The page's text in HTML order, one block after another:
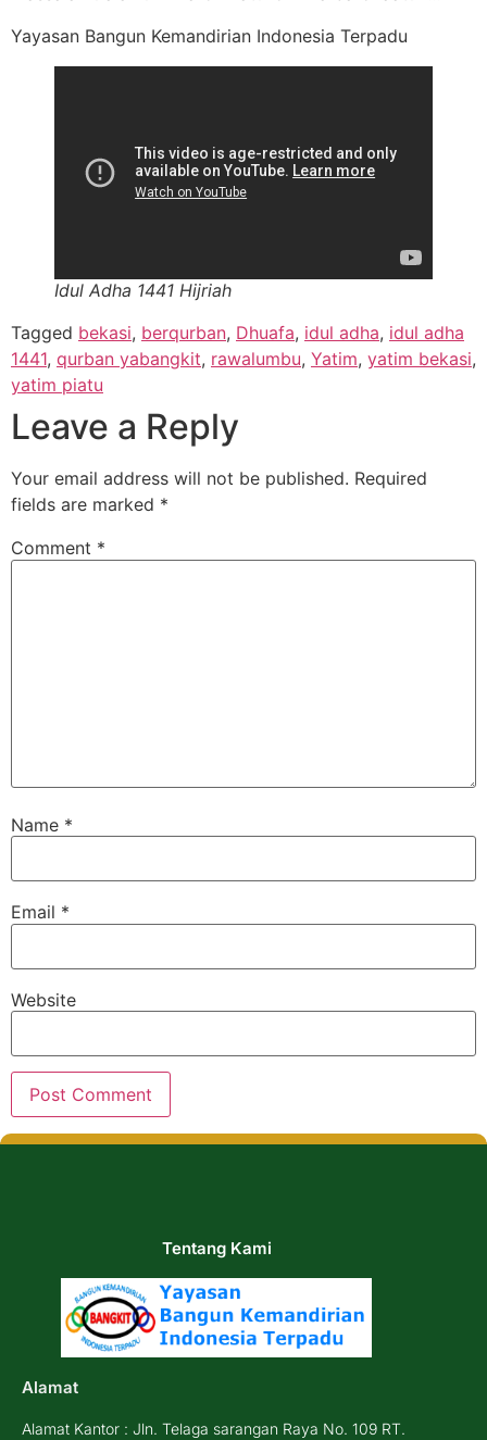
Yayasan Bangun Kemandirian Indonesia Terpadu
Idul Adha 1441 Hijriah
Tagged bekasi, berqurban, Dhuafa, idul adha, idul adha
1441, qurban yabangkit, rawalumbu, Yatim, yatim bekasi,
yatim piatu
Leave a Reply
Your email address will not be published. Required
fields are marked *
Comment *
Name *
Email *
Website
Tentang Kami
Alamat
Alamat Kantor : Jln. Telaga sarangan Raya No. 109 RT.